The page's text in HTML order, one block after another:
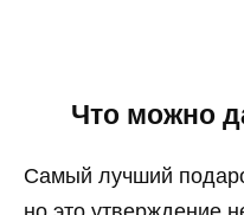
Что можно
Самый лучший